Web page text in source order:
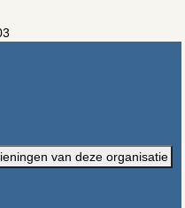
van deze organisatie